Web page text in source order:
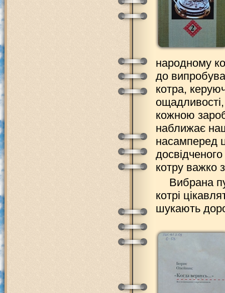
народному
до
котра,
ощадливості,
кожною
наближає
насамперед
котру важко
Вибрана
котрі
шукають